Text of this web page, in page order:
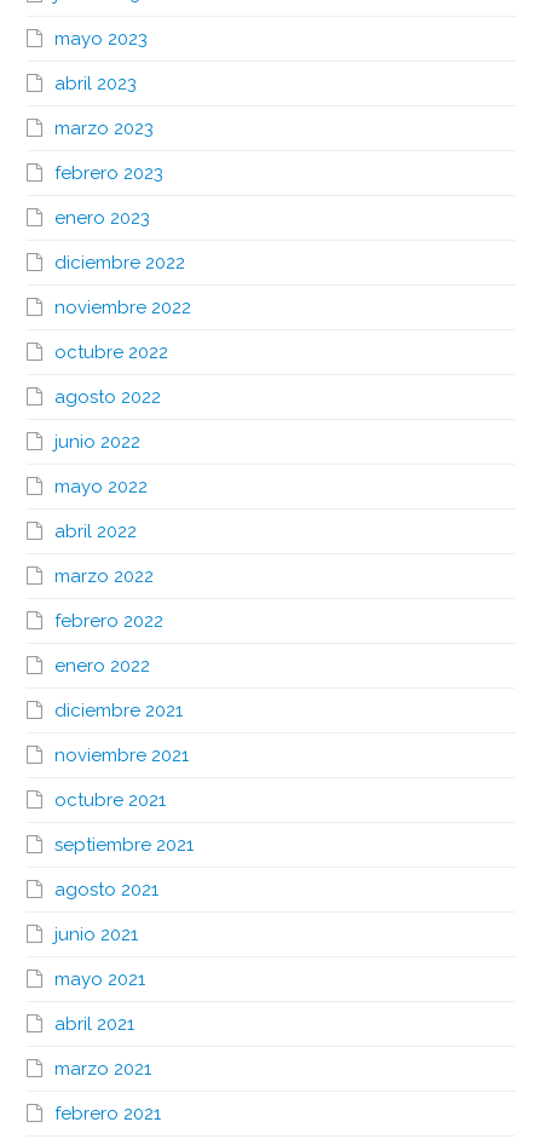
mayo 2023
abril 2023
marzo 2023
febrero 2023
enero 2023
diciembre 2022
noviembre 2022
octubre 2022
agosto 2022
junio 2022
mayo 2022
abril 2022
marzo 2022
febrero 2022
enero 2022
diciembre 2021
noviembre 2021
octubre 2021
septiembre 2021
agosto 2021
junio 2021
mayo 2021
abril 2021
marzo 2021
febrero 2021